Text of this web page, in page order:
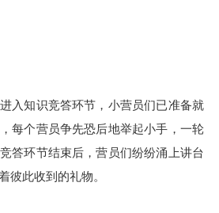
入知识竞答环节， 小营员们已准备就
每个营员争先恐后地举起小手，一轮
答环节结束后，营员们纷纷涌上讲台
彼此收到 的礼物。